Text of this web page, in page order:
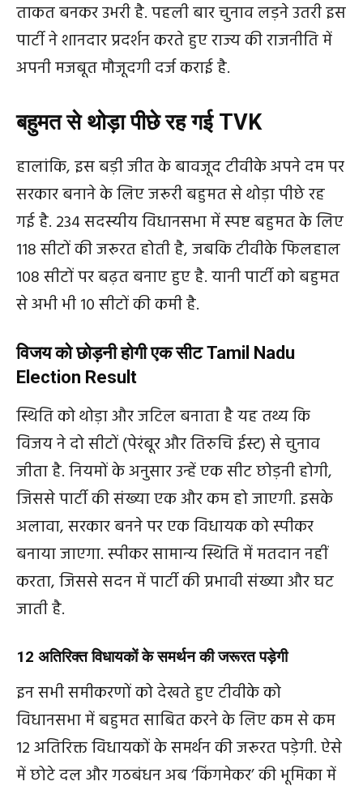
ताकत बनकर उभरी है. पहली बार चुनाव लड़ने उतरी इस
पार्टी ने शानदार प्रदर्शन करते हुए राज्य की राजनीति में
अपनी मजबूत मौजूदगी दर्ज कराई है.
बहुमत से थोड़ा पीछे रह गई TVK
हालांकि, इस बड़ी जीत के बावजूद टीवीके अपने दम पर
सरकार बनाने के लिए जरूरी बहुमत से थोड़ा पीछे रह
गई है. 234 सदस्यीय विधानसभा में स्पष्ट बहुमत के लिए
118 सीटों की जरूरत होती है, जबकि टीवीके फिलहाल
108 सीटों पर बढ़त बनाए हुए है. यानी पार्टी को बहुमत
से अभी भी 10 सीटों की कमी है.
विजय को छोड़नी होगी एक सीट Tamil Nadu
Election Result
स्थिति को थोड़ा और जटिल बनाता है यह तथ्य कि
विजय ने दो सीटों (पेरंबूर और तिरुचि ईस्ट) से चुनाव
जीता है. नियमों के अनुसार उन्हें एक सीट छोड़नी होगी,
जिससे पार्टी की संख्या एक और कम हो जाएगी. इसके
अलावा, सरकार बनने पर एक विधायक को स्पीकर
बनाया जाएगा. स्पीकर सामान्य स्थिति में मतदान नहीं
करता, जिससे सदन में पार्टी की प्रभावी संख्या और घट
जाती है.
12 अतिरिक्त विधायकों के समर्थन की जरूरत पड़ेगी
इन सभी समीकरणों को देखते हुए टीवीके को
विधानसभा में बहुमत साबित करने के लिए कम से कम
12 अतिरिक्त विधायकों के समर्थन की जरूरत पड़ेगी. ऐसे
में छोटे दल और गठबंधन अब ‘किंगमेकर’ की भूमिका में